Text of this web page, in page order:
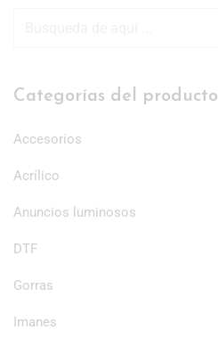
Categorías del producto
Accesorios
Acrílico
Anuncios luminosos
DTF
Gorras
Imanes